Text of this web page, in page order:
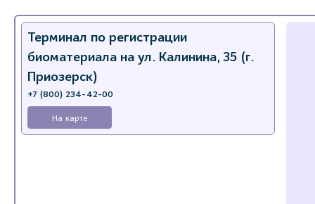
Терминал по регистрации
биоматериала на ул. Калинина, 35 (г.
Приозерск)
+7 (800) 234-42-00
На карте